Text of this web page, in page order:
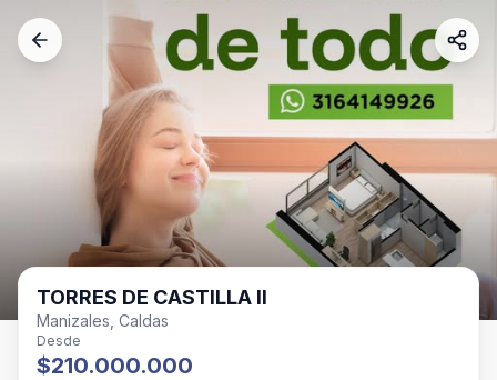
TORRES DE CASTILLA II
Manizales, Caldas
Desde
$210.000.000